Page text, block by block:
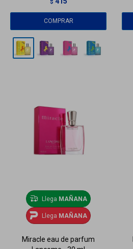
$
Llega MAÑANA
Llega MAÑANA
Miracle eau de parfum